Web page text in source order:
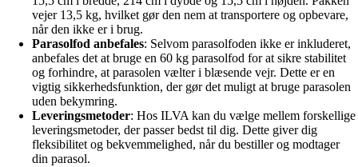
vejer 13,5 kg, hvilket gør den nem at transportere og opbevare,
når den ikke er i brug.
Parasolfod anbefales: Selvom parasolfoden ikke er inkluderet,
anbefales det at bruge en 60 kg parasolfod for at sikre stabilitet
og forhindre, at parasolen vælter i blæsende vejr. Dette er en
vigtig sikkerhedsfunktion, der gør det muligt at bruge parasolen
uden bekymring.
Leveringsmetoder: Hos ILVA kan du vælge mellem forskellige
leveringsmetoder, der passer bedst til dig. Dette giver dig
fleksibilitet og bekvemmelighed, når du bestiller og modtager
din parasol.